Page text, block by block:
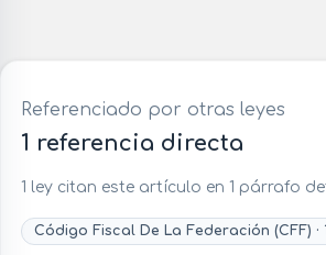
Referenciado por otras leyes
1 referencia directa
1 ley citan este artículo en 1 párrafo
Código Fiscal De La Federación (CFF) ·